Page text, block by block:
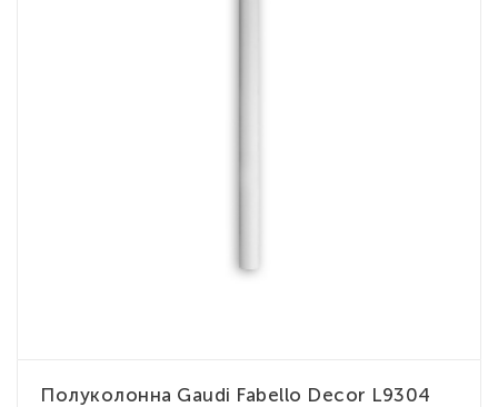
Полуколонна Gaudi Fabello Decor L9304